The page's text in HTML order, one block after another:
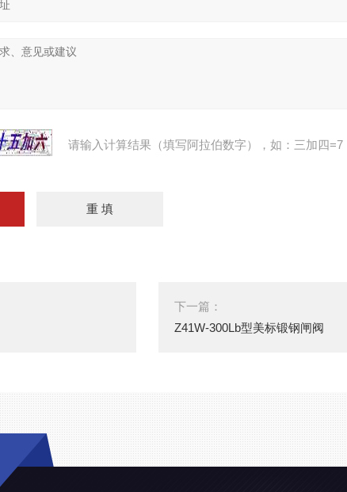
请输入计算结果（填写阿拉伯数字），如：三加四=7
下一篇：
Z41W-300Lb型美标锻钢闸阀